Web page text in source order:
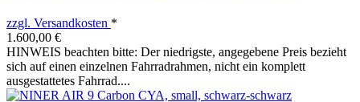
zzgl. Versandkosten *
1.600,00 €
HINWEIS beachten bitte: Der niedrigste, angegebene Preis bezieht
sich auf einen einzelnen Fahrradrahmen, nicht ein komplett
ausgestattetes Fahrrad....